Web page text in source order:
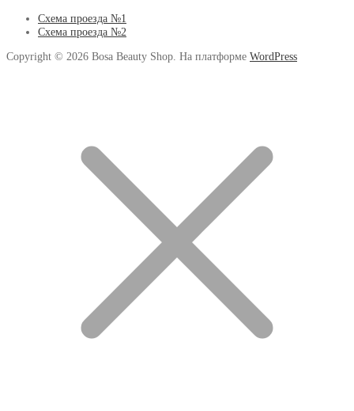
Схема проезда №1
Схема проезда №2
Copyright © 2026 Bosa Beauty Shop. На платформе WordPress